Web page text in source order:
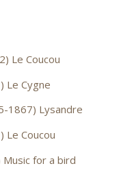
Le Coucou
Le Cygne
1867) Lysandre
Le Coucou
for a bird